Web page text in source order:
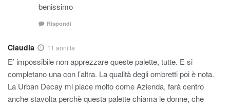
benissimo
Rispondi
Claudia 11 anni fa
E’ impossibile non apprezzare queste palette, tutte. E si
completano una con l’altra. La qualità degli ombretti poi è nota.
La Urban Decay mi piace molto come Azienda, farà centro
anche stavolta perchè questa palette chiama le donne, che